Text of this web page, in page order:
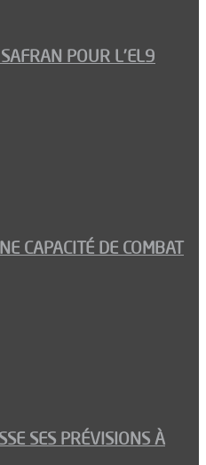
POUR L’EL9
CAPACITÉ DE COMBAT
SES PRÉVISIONS À